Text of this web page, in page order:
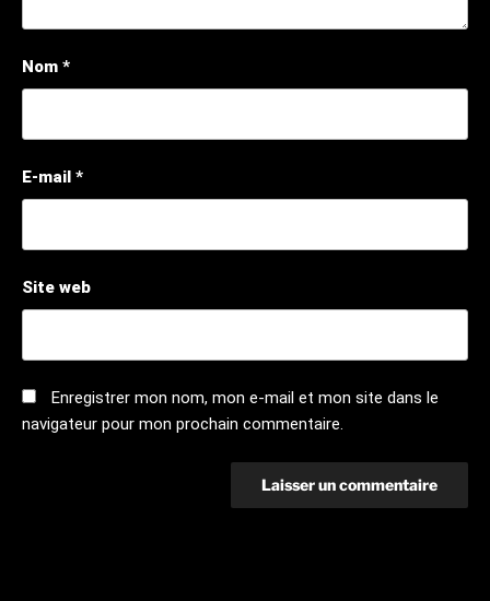
Nom *
E-mail *
Site web
Enregistrer mon nom, mon e-mail et mon site dans le
navigateur pour mon prochain commentaire.